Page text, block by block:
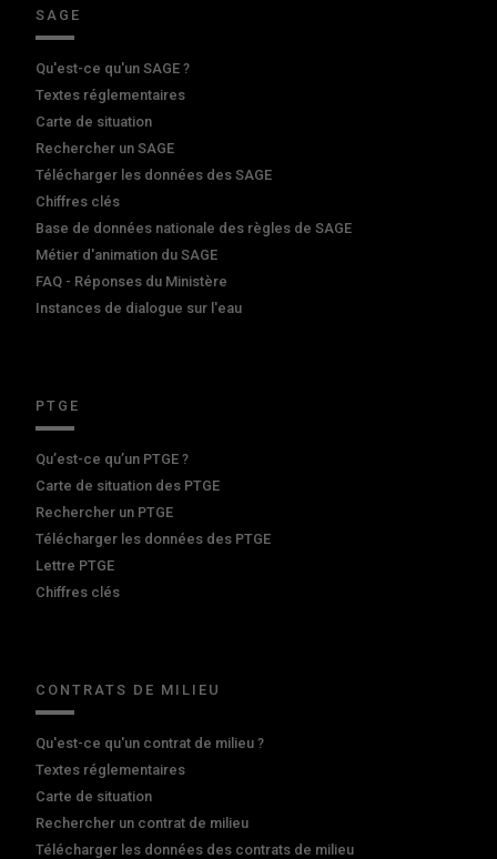
SAGE
Qu'est-ce qu'un SAGE ?
Textes réglementaires
Carte de situation
Rechercher un SAGE
Télécharger les données des SAGE
Chiffres clés
Base de données nationale des règles de SAGE
Métier d'animation du SAGE
FAQ - Réponses du Ministère
Instances de dialogue sur l'eau
PTGE
Qu’est-ce qu’un PTGE ?
Carte de situation des PTGE
Rechercher un PTGE
Télécharger les données des PTGE
Lettre PTGE
Chiffres clés
CONTRATS DE MILIEU
Qu'est-ce qu'un contrat de milieu ?
Textes réglementaires
Carte de situation
Rechercher un contrat de milieu
Télécharger les données des contrats de milieu